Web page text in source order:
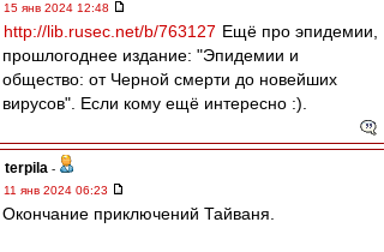
15 янв 2024 12:48
http://lib.rusec.net/b/763127 Ещё про эпидемии,
прошлогоднее издание: "Эпидемии и
общество: от Черной смерти до новейших
вирусов". Если кому ещё интересно :).
terpila -
11 янв 2024 06:23
Окончание приключений Тайваня.